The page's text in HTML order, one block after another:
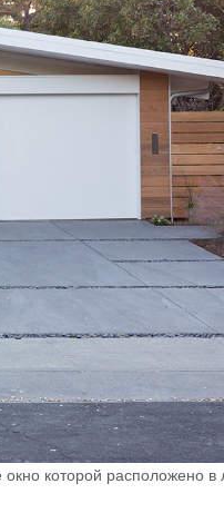
которой расположено в